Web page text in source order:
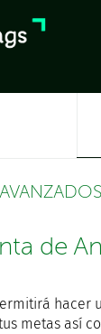
de
hacer
metas así